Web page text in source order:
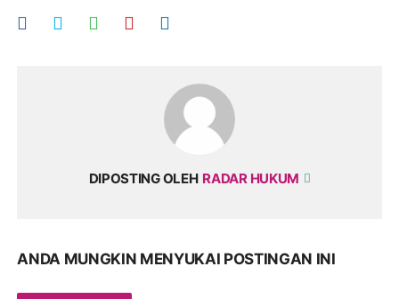
DIPOSTING OLEH RADAR HUKUM
ANDA MUNGKIN MENYUKAI POSTINGAN INI